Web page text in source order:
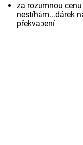
za rozumnou
nestíhám...dárek
překvapení